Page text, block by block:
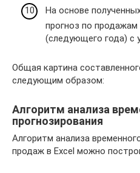
На основе
прогноз по
(следующего года) с
Общая картина
следующим образом:
Алгоритм анализа
прогнозирования
Алгоритм анализа
продаж в Excel можно